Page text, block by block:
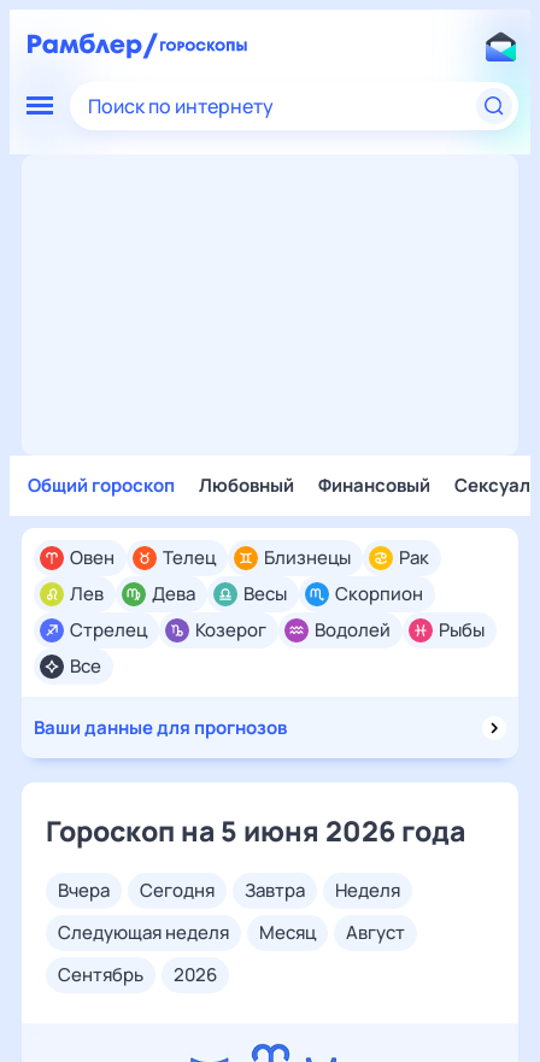
Поиск по интернету
Общий гороскоп Любовный Финансовый
Все
Овен Телец Близнецы
Рак
Лев
Дева Весы
Скорпион
Стрелец
Козерог Водолей Рыбы
Ваши данные для прогнозов
Гороскоп на 5 июня 2026 года
вчера сегодня завтра
неделя
следующая неделя
месяц
август
сентябрь
2026